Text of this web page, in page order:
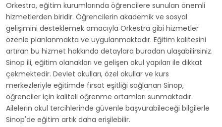
Orkestra, eğitim kurumlarında öğrencilere sunulan önemli
hizmetlerden biridir. Öğrencilerin akademik ve sosyal
gelişimini desteklemek amacıyla Orkestra gibi hizmetler
özenle planlanmakta ve uygulanmaktadır. Eğitim kalitesini
artıran bu hizmet hakkında detaylara buradan ulaşabilirsiniz.
Sinop ili, eğitim olanakları ve gelişen okul yapıları ile dikkat
çekmektedir. Devlet okulları, özel okullar ve kurs
merkezleriyle eğitimde fırsat eşitliği sağlanan Sinop,
öğrenciler için kaliteli öğrenme ortamları sunmaktadır.
Ailelerin okul tercihlerinde güvenle başvurabileceği bilgilerle
Sinop'de eğitim artık daha erişilebilir.